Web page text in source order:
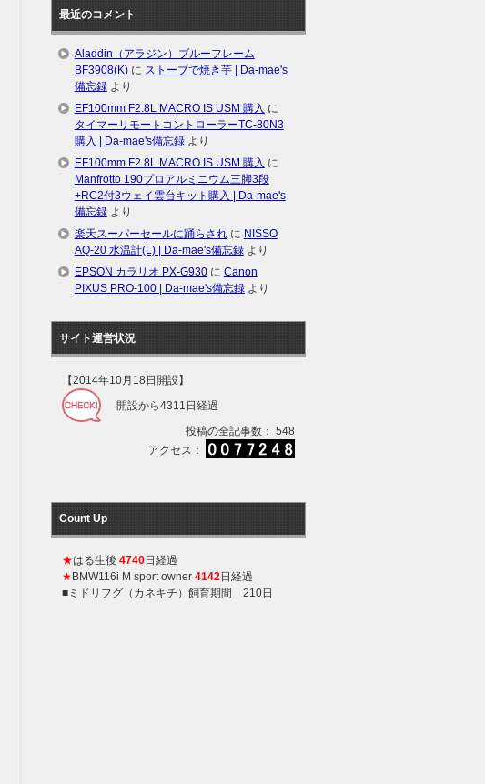
最近のコメント
Aladdin（アラジン）ブルーフレーム
BF3908(K)に ストーブで焼き芋 | Da-mae's
備忘録より
EF100mm F2.8L MACRO IS USM 購入 に
タイマーリモートコントローラーTC-80N3
購入 | Da-mae's備忘録より
EF100mm F2.8L MACRO IS USM 購入 に
Manfrotto 190プロアルミニウム三脚3段
+RC2付3ウェイ雲台キット購入 | Da-mae's
備忘録より
楽天スーパーセールに踊らされに NISSO
AQ-20 水温計(L) | Da-mae's備忘録より
EPSON カラリオ PX-G930に Canon
PIXUS PRO-100 | Da-mae's備忘録より
サイト運営状況
【2014年10月18日開設】
開設から4311日経過
投稿の全記事数： 548
アクセス：
Count Up
★はる生後 4740日経過
★ BMW116i M sport owner 4142日経過
■ミドリフグ（カネキチ）飼育期間 210日